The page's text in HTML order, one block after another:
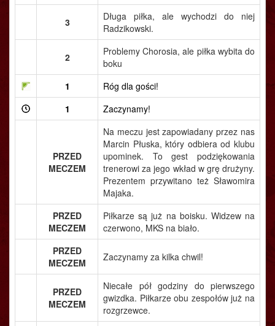
3
Długa piłka, ale wychodzi do niej
Radzikowski.
2
Problemy Chorosia, ale piłka wybita do
boku
1
Róg dla gości!
1
Zaczynamy!
PRZED
MECZEM
Na meczu jest zapowiadany przez nas
Marcin Płuska, który odbiera od klubu
upominek. To gest podziękowania
trenerowi za jego wkład w grę drużyny.
Prezentem przywitano też Sławomira
Majaka.
PRZED
MECZEM
Piłkarze są już na boisku. Widzew na
czerwono, MKS na biało.
PRZED
MECZEM
Zaczynamy za kilka chwil!
PRZED
MECZEM
Niecałe pół godziny do pierwszego
gwizdka. Piłkarze obu zespołów już na
rozgrzewce.